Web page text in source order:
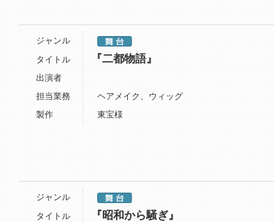
ジャンル
タイトル
『二都物語』
出演者
担当業務
ヘアメイク、ウィッグ
製作
東宝様
ジャンル
タイトル
『昭和から騒ぎ』